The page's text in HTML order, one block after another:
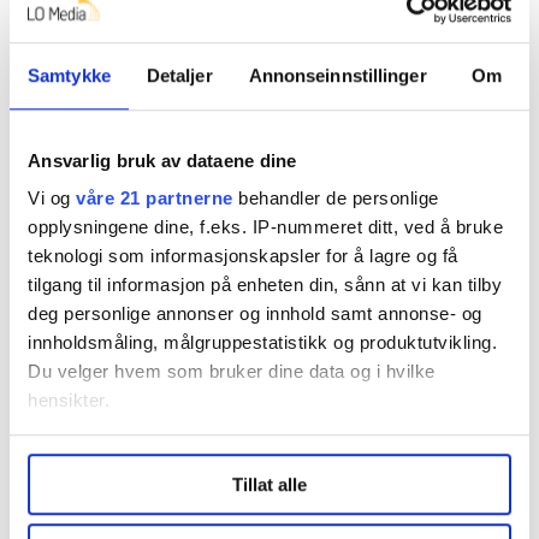
Samtykke Detaljer Annonseinnstillinger Om
Ansvarlig bruk av dataene dine
Vi og våre 21 partnerne behandler de personlige
opplysningene dine, f.eks. IP-nummeret ditt, ved å bruke
teknologi som informasjonskapsler for å lagre og få
tilgang til informasjon på enheten din, sånn at vi kan tilby
deg personlige annonser og innhold samt annonse- og
innholdsmåling, målgruppestatistikk og produktutvikling.
Du velger hvem som bruker dine data og i hvilke
hensikter.
Undermer infokan du lese om hvordan dine personlige
data behandles og hvordan du kan velge hvordan de skal
brukes. Du kan hele tiden endre eller trekke tilbake ditt
Tillat alle
Ikke minst at vi får satt på agendaen det medlemmene
mener er viktig, sier Swensen Weflen.
et annet forbund utenfor LO har en oppsigelsestid, vil
ikke NTL kreve kontingent i inntil tre måneder fra
skiftet.
Nyheter statsansatt fagorganisering
Dette er en sak fra